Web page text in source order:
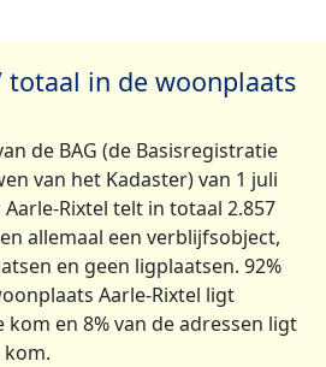
totaal in de woonplaats
de BAG (de Basisregistratie
van het Kadaster) van 1 juli
Rixtel telt in totaal 2.857
allemaal een verblijfsobject,
en geen ligplaatsen. 92%
Aarle-Rixtel ligt
en 8% van de adressen ligt